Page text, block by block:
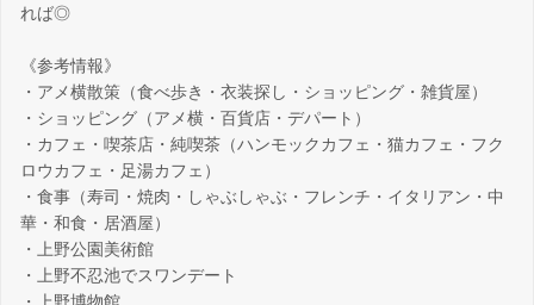
れば◎
《参考情報》
・アメ横散策（食べ歩き・衣装探し・ショッピング・雑貨屋）
・ショッピング（アメ横・百貨店・デパート）
・カフェ・喫茶店・純喫茶（ハンモックカフェ・猫カフェ・フク
ロウカフェ・足湯カフェ）
・食事（寿司・焼肉・しゃぶしゃぶ・フレンチ・イタリアン・中
華・和食・居酒屋）
・上野公園美術館
・上野不忍池でスワンデート
・上野博物館